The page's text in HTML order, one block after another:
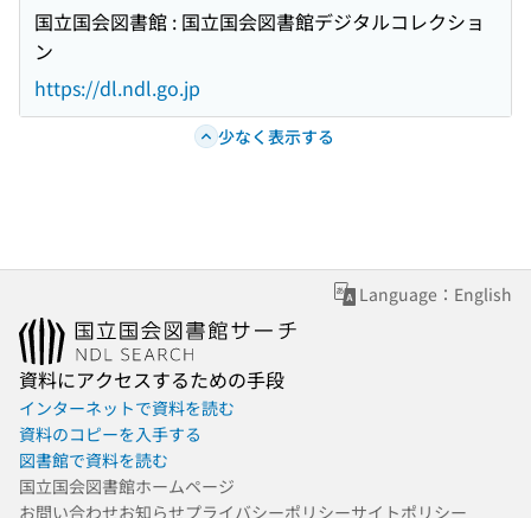
国立国会図書館 : 国立国会図書館デジタルコレクショ
ン
https://dl.ndl.go.jp
少なく表示する
Language：English
資料にアクセスするための手段
インターネットで資料を読む
資料のコピーを入手する
図書館で資料を読む
国立国会図書館ホームページ
お問い合わせお知らせプライバシーポリシーサイトポリシー